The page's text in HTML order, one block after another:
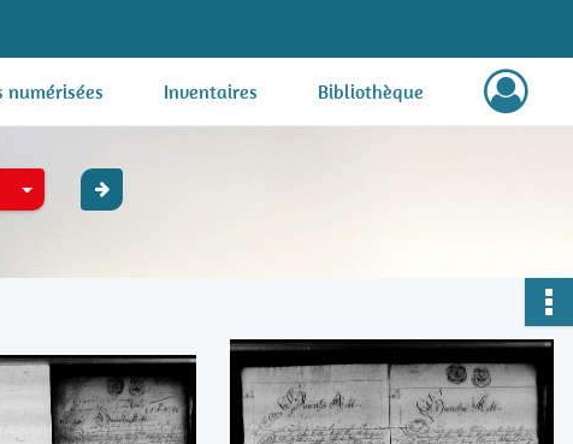
numérisées Inventaires Bibliothèque